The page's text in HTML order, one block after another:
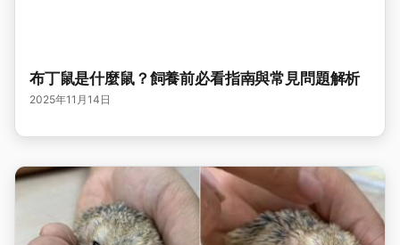
布丁鼠是什麼鼠？飼養前必看指南與常見問題解析
2025年11月14日